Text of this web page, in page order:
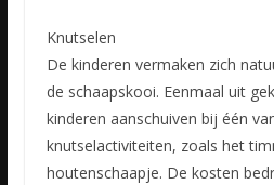
Knutselen
De kinderen vermaken zich
de schaapskooi. Eenmaal uit
kinderen aanschuiven bij één
knutselactiviteiten, zoals het
houtenschaapje. De kosten